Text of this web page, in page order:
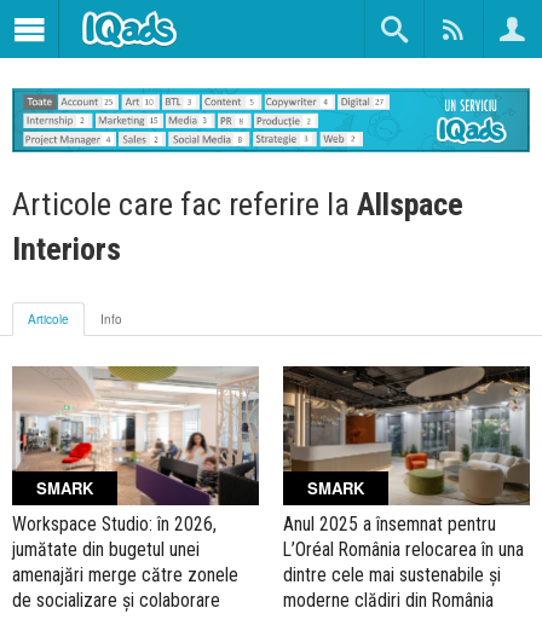
Articole care fac referire la Allspace
Interiors
Articole Info
SMARK
Workspace Studio: în 2026,
jumătate din bugetul unei
amenajări merge către zonele
de socializare și colaborare
SMARK
Anul 2025 a însemnat pentru
L’Oréal România relocarea în una
dintre cele mai sustenabile și
moderne clădiri din România